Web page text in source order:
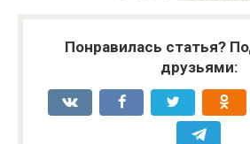
Понравилась статья?
друзьями: